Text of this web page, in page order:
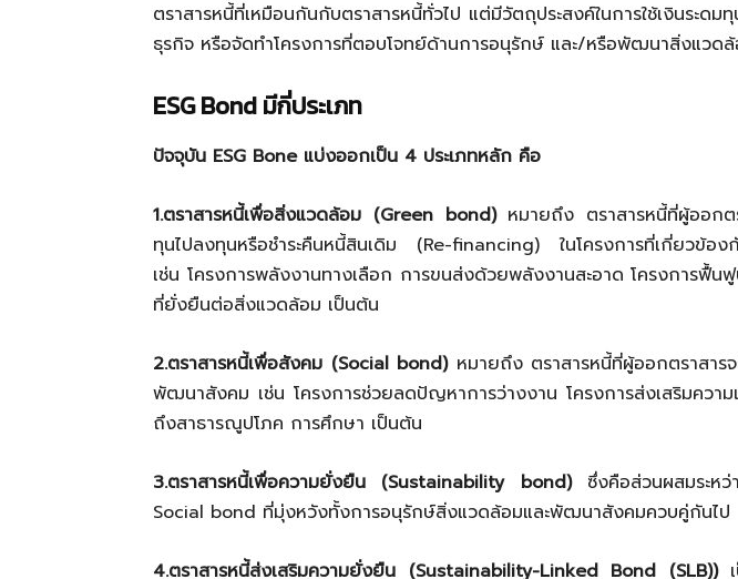
ตราสารหนี้ที่เหมือนกันกับตราสารหนี้ทั่วไป แต่มีวัตถุประสงค์ในการใช้เงินระดมทุ
ธุรกิจ หรือจัดทำโครงการที่ตอบโจทย์ด้านการอนุรักษ์ และ/หรือพัฒนาสิ่งแวดล้
ESG Bondมีกี่ประเภท
ปัจจุบัน ESG Bone แบ่งออกเป็น 4 ประเภทหลัก คือ
1.ตราสารหนี้เพื่อสิ่งแวดล้อม (Green bond) หมายถึง ตราสารหนี้ที่ผู้ออกตร
ทุนไปลงทุนหรือชำระคืนหนี้สินเดิม (Re-financing)ในโครงการที่เกี่ยวข้อ
เช่น โครงการพลังงานทางเลือก การขนส่งด้วยพลังงานสะอาด โครงการฟื้น
ที่ยั่งยืนต่อสิ่งแวดล้อม เป็นต้น
2.ตราสารหนี้เพื่อสังคม (Social bond) หมายถึง ตราสารหนี้ที่ผู้ออกตราสารจ
พัฒนาสังคม เช่น โครงการช่วยลดปัญหาการว่างงาน โครงการส่งเสริมความ
ถึงสาธารณูปโภค การศึกษา เป็นต้น
3.ตราสารหนี้เพื่อความยั่งยืน (Sustainability bond) ซึ่งคือส่วนผสมระหว่
Social bond ที่มุ่งหวังทั้งการอนุรักษ์สิ่งแวดล้อมและพัฒนาสังคมควบคู่กันไป
4.ตราสารหนี้ส่งเสริมความยั่งยืน (Sustainability-Linked Bond (SLB))